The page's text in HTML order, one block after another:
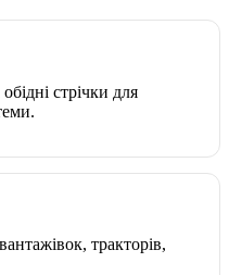
стрічки для
тракторів,